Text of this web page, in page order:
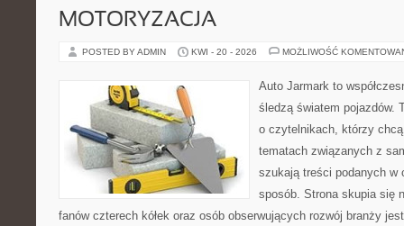
MOTORYZACJA
POSTED BY ADMIN KWI - 20 - 2026 MOŻLIWOŚĆ
Auto Jarmark to
śledzą światem pojazdów.
o czytelnikach, którzy
tematach związanych z
szukają treści podanych w
sposób. Strona skupia się
fanów czterech kółek oraz osób obserwujących rozwój branży